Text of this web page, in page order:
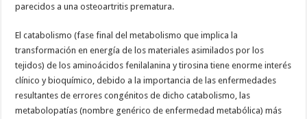
parecidos a una osteoartritis prematura.
El catabolismo (fase final del metabolismo que implica la
transformación en energía de los materiales asimilados por los
tejidos) de los aminoácidos fenilalanina y tirosina tiene enorme interés
clínico y bioquímico, debido a la importancia de las enfermedades
resultantes de errores congénitos de dicho catabolismo, las
metabolopatías (nombre genérico de enfermedad metabólica) más